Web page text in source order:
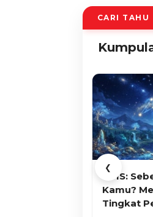
CARI TAHU
❮
KUIS:
Kamu?
Tingkat